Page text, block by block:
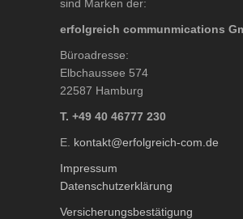
sind Marken der:
erfolgreich communmications
Büroadresse:
Elbchaussee 574
22587 Hamburg
T. +49 40 46777 230
E. kontakt@erfolgreich-com.de
Impressum
Datenschutzerklärung
Versicherungsbestätigung